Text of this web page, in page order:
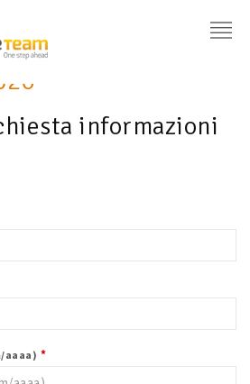
informazioni
aaaa) *